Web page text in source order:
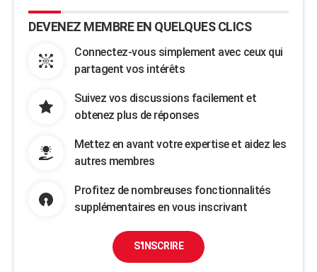
DEVENEZ MEMBRE EN QUELQUES CLICS
Connectez-vous simplement avec ceux qui
partagent vos intérêts
Suivez vos discussions facilement et
obtenez plus de réponses
Mettez en avant votre expertise et aidez les
autres membres
Profitez de nombreuses fonctionnalités
supplémentaires en vous inscrivant
S'INSCRIRE